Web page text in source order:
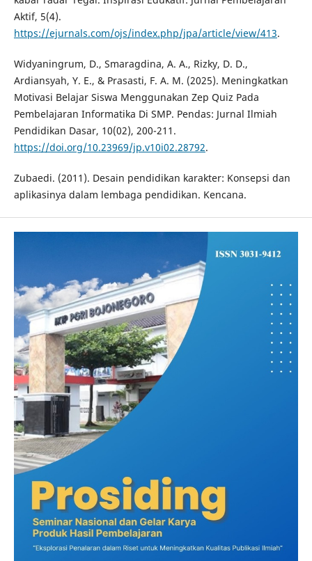
Aktif, 5(4).
https://ejurnals.com/ojs/index.php/jpa/article/view/413.
Widyaningrum, D., Smaragdina, A. A., Rizky, D. D.,
Ardiansyah, Y. E., & Prasasti, F. A. M. (2025). Meningkatkan
Motivasi Belajar Siswa Menggunakan Zep Quiz Pada
Pembelajaran Informatika Di SMP. Pendas: Jurnal Ilmiah
Pendidikan Dasar, 10(02), 200-211.
https://doi.org/10.23969/jp.v10i02.28792.
Zubaedi. (2011). Desain pendidikan karakter: Konsepsi dan
aplikasinya dalam lembaga pendidikan. Kencana.